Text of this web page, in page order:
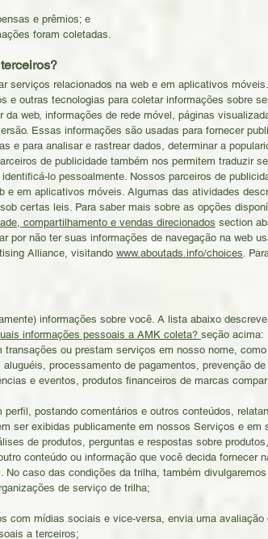
e prêmios; e
foram coletadas.
serviços relacionados na web e em aplicativos
outras tecnologias para coletar informações sobre
web, informações de rede móvel, páginas
Essas informações são usadas para fornecer
e para analisar e rastrear dados, determinar a
de publicidade também nos permitem traduzir
lo pessoalmente. Nossos parceiros de
e em aplicativos móveis. Algumas das atividades
certas leis. Para saber mais sobre as opções
compartilhamento e vendas direcionados section
por não ter suas informações de navegação na web
Alliance, visitando www.aboutads.info/choices.
informações sobre você. A lista abaixo
informações pessoais a AMK coleta? seção acima:
ou prestam serviços em nosso nome,
processamento de pagamentos, prevenção de
e eventos, produtos financeiros de marcas
postando comentários e outros conteúdos,
ser exibidas publicamente em nossos Serviços e em
de produtos, perguntas e respostas sobre
conteúdo ou informação que você decida fornecer
caso das condições da trilha, também
de serviço de trilha;
com mídias sociais e vice-versa, envia uma avaliação
a terceiros;